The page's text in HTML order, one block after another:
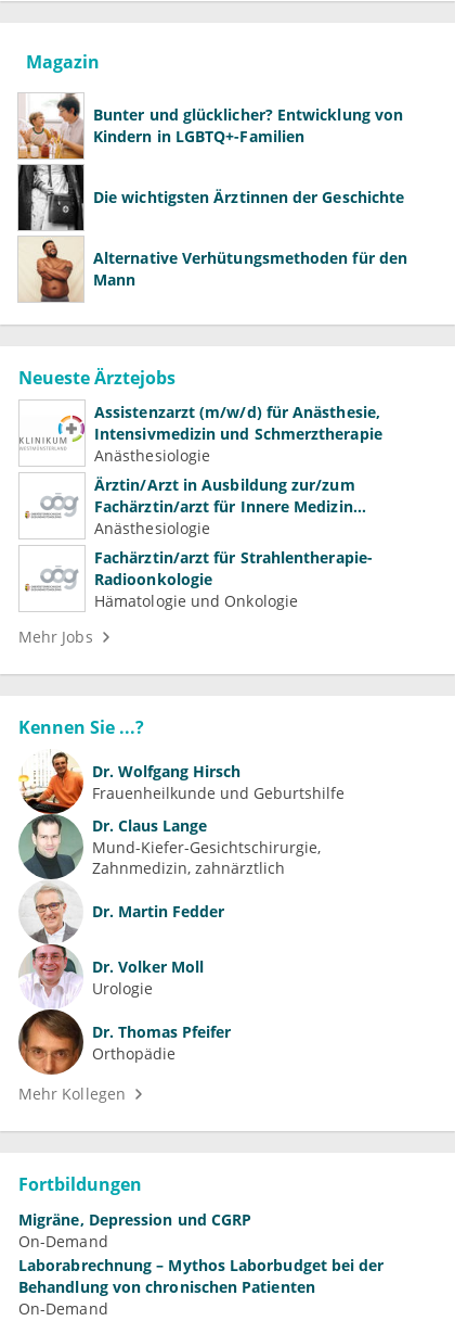
Magazin
Bunter und glücklicher? Entwicklung von
Kindern in LGBTQ+-Familien
Die wichtigsten Ärztinnen der Geschichte
Alternative Verhütungsmethoden für den
Mann
Neueste Ärztejobs
Assistenzarzt (m/w/d) für Anästhesie,
Intensivmedizin und Schmerztherapie
Anästhesiologie
Ärztin/Arzt in Ausbildung zur/zum
Fachärztin/arzt für Innere Medizin
(Kardiologie, Nephrologie, Intensivmedizin)
Anästhesiologie
Fachärztin/arzt für Strahlentherapie-
Radioonkologie
Hämatologie und Onkologie
Mehr Jobs
Kennen Sie ...?
Dr. Wolfgang Hirsch
Frauenheilkunde und Geburtshilfe
Dr. Claus Lange
Mund-Kiefer-Gesichtschirurgie
Zahnmedizin, zahnärztlich
Dr. Martin Fedder
Dr. Volker Moll
Urologie
Dr. Thomas Pfeifer
Orthopädie
Mehr Kollegen
Fortbildungen
Migräne, Depression und CGRP
On-Demand
Laborabrechnung – Mythos Laborbudget bei der
Behandlung von chronischen Patienten
On-Demand